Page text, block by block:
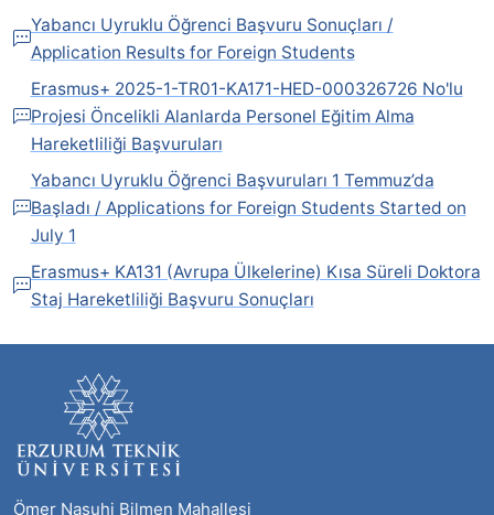
Yabancı Uyruklu Öğrenci Başvuru Sonuçları /
Application Results for Foreign Students
Erasmus+ 2025-1-TR01-KA171-HED-000326726 No'lu
Projesi Öncelikli Alanlarda Personel Eğitim Alma
Hareketliliği Başvuruları
Yabancı Uyruklu Öğrenci Başvuruları 1 Temmuz’da
Başladı / Applications for Foreign Students Started on
July 1
Erasmus+ KA131 (Avrupa Ülkelerine) Kısa Süreli Doktora
Staj Hareketliliği Başvuru Sonuçları
Ömer Nasuhi Bilmen Mahallesi